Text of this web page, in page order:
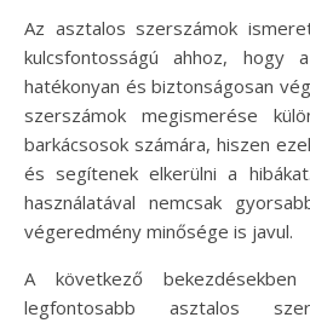
Az asztalos szerszámok
kulcsfontosságú ahhoz, hogy
hatékonyan és biztonságosan
szerszámok megismerése
barkácsosok számára, hiszen
és segítenek elkerülni a
használatával nemcsak
végeredmény minősége is javul.
A következő
legfontosabb asztalos